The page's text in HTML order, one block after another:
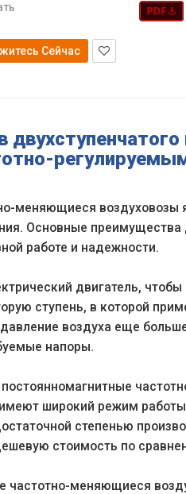
Сейчас
меняющиеся
Основные преимущества
работе и надежности.
двигатель,
ступень, в которой
воздуха еще
напоры.
широкий режим
степенью
стоимость по
частотно-меняющиеся